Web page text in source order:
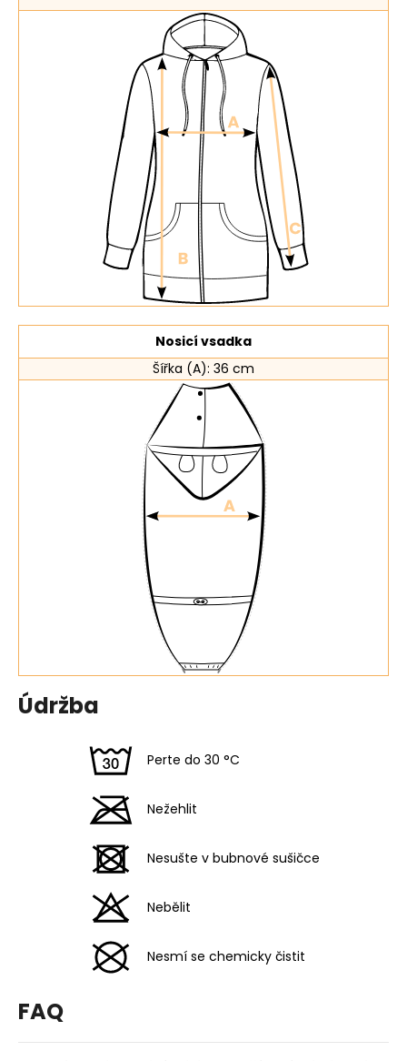
Nosicí vsadka
Šířka (A): 36 cm
Údržba
Perte do 30 °C
Nežehlit
Nesušte v bubnové sušičce
Nebělit
Nesmí se chemicky čistit
FAQ